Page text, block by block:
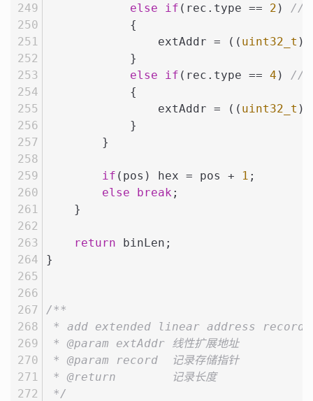
else
if (rec.type == 2 ) //
            {
                extAddr = ((
uint32_t
            }
else
if (rec.type == 4 ) //扩
            {
                extAddr = ((
uint32_t
            }
        }
if (pos) hex = pos + 1 ;
else
break ;
    }
return binLen;
}
/**
* add extended linear address record
* @param extAddr 线性扩展地址
* @param record  记录存储指针
* @return        记录长度
*/